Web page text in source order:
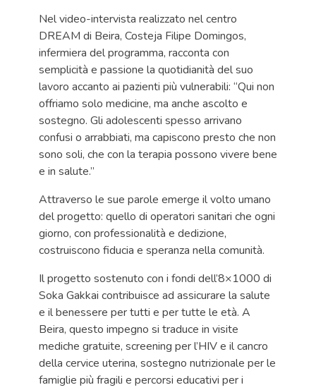
Nel video-intervista realizzato nel centro
DREAM di Beira, Costeja Filipe Domingos,
infermiera del programma, racconta con
semplicità e passione la quotidianità del suo
lavoro accanto ai pazienti più vulnerabili: “Qui non
offriamo solo medicine, ma anche ascolto e
sostegno. Gli adolescenti spesso arrivano
confusi o arrabbiati, ma capiscono presto che non
sono soli, che con la terapia possono vivere bene
e in salute.”
Attraverso le sue parole emerge il volto umano
del progetto: quello di operatori sanitari che ogni
giorno, con professionalità e dedizione,
costruiscono fiducia e speranza nella comunità.
Il progetto sostenuto con i fondi dell’8×1000 di
Soka Gakkai contribuisce ad assicurare la salute
e il benessere per tutti e per tutte le età. A
Beira, questo impegno si traduce in visite
mediche gratuite, screening per l’HIV e il cancro
della cervice uterina, sostegno nutrizionale per le
famiglie più fragili e percorsi educativi per i